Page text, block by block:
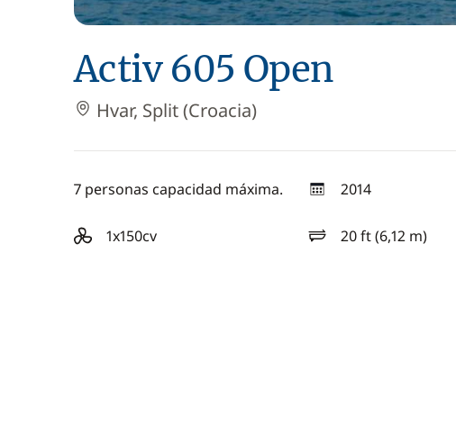
Activ 605 Open
Hvar, Split (Croacia)
7 personas capacidad máxima. 2014
año
1x150cv
motorización 20 ft (6,12 m)
eslora